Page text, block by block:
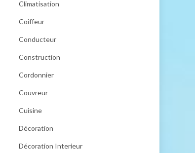
Climatisation
Coiffeur
Conducteur
Construction
Cordonnier
Couvreur
Cuisine
Décoration
Décoration Interieur